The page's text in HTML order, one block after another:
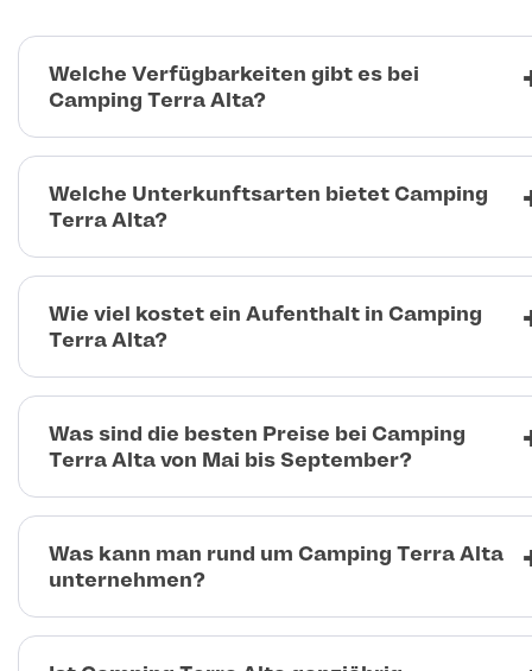
Welche Verfügbarkeiten gibt es bei
Camping Terra Alta?
Welche Unterkunftsarten bietet Camping
Terra Alta?
Wie viel kostet ein Aufenthalt in Camping
Terra Alta?
Was sind die besten Preise bei Camping
Terra Alta von Mai bis September?
Was kann man rund um Camping Terra Alta
unternehmen?